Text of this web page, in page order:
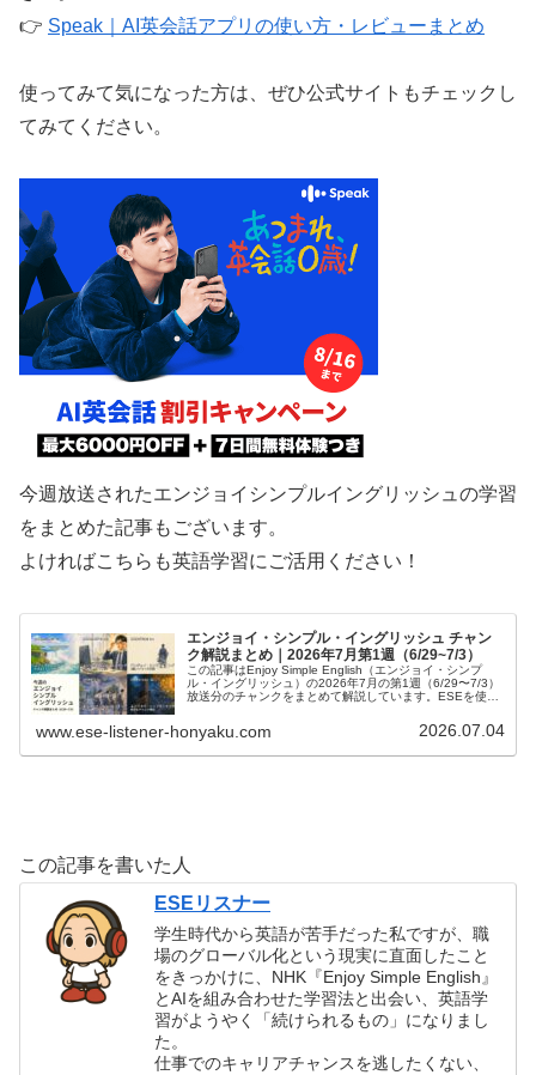
👉 Speak｜AI英会話アプリの使い方・レビューまとめ
使ってみて気になった方は、ぜひ公式サイトもチェックし
てみてください。
今週放送されたエンジョイシンプルイングリッシュの学習
をまとめた記事もございます。
よければこちらも英語学習にご活用ください！
エンジョイ・シンプル・イングリッシュ チャン
ク解説まとめ｜2026年7月第1週（6/29~7/3）
この記事はEnjoy Simple English（エンジョイ・シンプ
ル・イングリッシュ）の2026年7月の第1週（6/29〜7/3）
放送分のチャンクをまとめて解説しています。ESEを使っ
英会話を習得したい方などの英語学習をサポートするため
に記事を作成しています。テキストで本文を確認したい方
www.ese-listener-honyaku.com 2026.07.04
この記事を書いた人
ESEリスナー
学生時代から英語が苦手だった私ですが、職
場のグローバル化という現実に直面したこと
をきっかけに、NHK『Enjoy Simple English』
とAIを組み合わせた学習法と出会い、英語学
習がようやく「続けられるもの」になりまし
た。
仕事でのキャリアチャンスを逃したくない、